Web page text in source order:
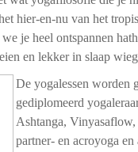
hier-en-nu van het
je heel ontspannen
en lekker in slaap
De yogalessen worden
gediplomeerd
Ashtanga,
partner- en acroyoga